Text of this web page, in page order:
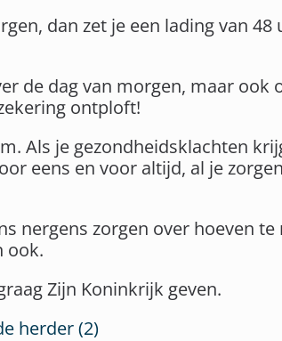
dan zet je een lading van 48
de dag van morgen, maar ook
ontploft!
Als je gezondheidsklachten
eens en voor altijd, al je
nergens zorgen over hoeven
ook.
Zijn Koninkrijk geven.
herder (2)